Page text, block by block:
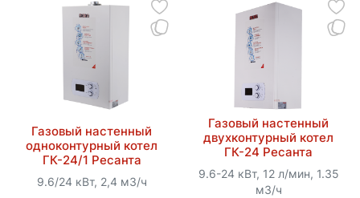
Газовый настенный
одноконтурный котел
ГК-24/1 Ресанта
9.6/24 кВт, 2,4 м3/ч
Газовый настенный
двухконтурный котел
ГК-24 Ресанта
9.6-24 кВт, 12 л/мин, 1.35
м3/ч